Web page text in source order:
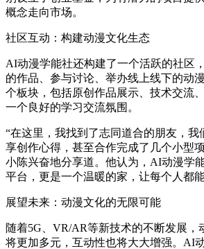
概念走向市场。
社区互动：构建动漫文化生态
AI动漫学能社还构建了一个活跃的社区
的作品、参与讨论、举办线上线下的动
个板块，包括原创作品展示、技术交流
一个良好的学习交流氛围。
“在这里，我找到了志同道合的朋友，我
享创作心得，甚至合作完成了几个小型
小陈兴奋地分享道。他认为，AI动漫学
平台，更是一个温暖的家，让每个人都
展望未来：动漫文化的无限可能
随着5G、VR/AR等新技术的不断发展，
将更加多元，互动性也将大大增强。AI